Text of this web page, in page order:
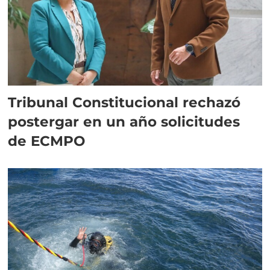
Tribunal Constitucional rechazó
postergar en un año solicitudes
de ECMPO